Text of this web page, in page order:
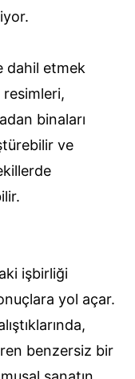
dahil etmek
resimleri,
binaları
ve
işbirliği
yol açar.
benzersiz bir